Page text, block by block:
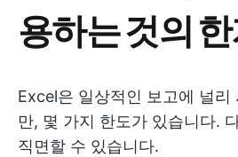
용하는 것의
Excel은 일상적인 보고에 널리
만, 몇 가지 한도가 있습니다.
직면할 수 있습니다.